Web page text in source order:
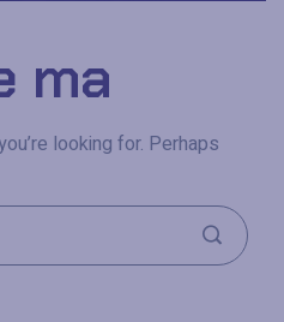
ma
looking for. Perhaps